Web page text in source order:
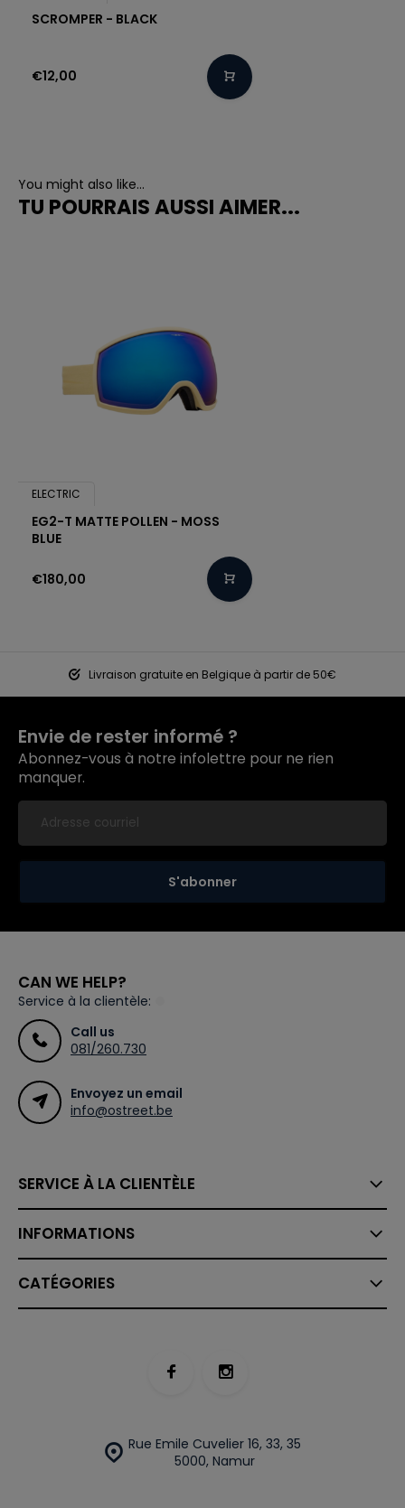
SCROMPER - BLACK
€12,00
You might also like...
TU POURRAIS AUSSI AIMER...
ELECTRIC
EG2-T MATTE POLLEN - MOSS
BLUE
€180,00
Livraison gratuite en Belgique à partir de 50€
Envie de rester informé ?
Abonnez-vous à notre infolettre pour ne rien
manquer.
S'abonner
CAN WE HELP?
Service à la clientèle:
Call us
081/260.730
Envoyez un email
info@ostreet.be
SERVICE À LA CLIENTÈLE
INFORMATIONS
CATÉGORIES
Rue Emile Cuvelier 16, 33, 35
5000, Namur